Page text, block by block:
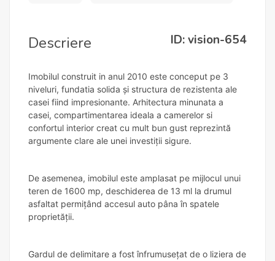
Descriere ID: vision-654
Imobilul construit in anul 2010 este conceput pe 3
niveluri, fundatia solida și structura de rezistenta ale
casei fiind impresionante. Arhitectura minunata a
casei, compartimentarea ideala a camerelor si
confortul interior creat cu mult bun gust reprezintă
argumente clare ale unei investiții sigure.
De asemenea, imobilul este amplasat pe mijlocul unui
teren de 1600 mp, deschiderea de 13 ml la drumul
asfaltat permițând accesul auto pâna în spatele
proprietății.
Gardul de delimitare a fost înfrumusețat de o liziera de